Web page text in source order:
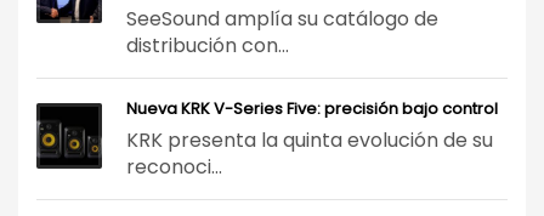
SeeSound amplía su catálogo de
distribución con...
Nueva KRK V-Series Five: precisión bajo control
KRK presenta la quinta evolución de su
reconoci...